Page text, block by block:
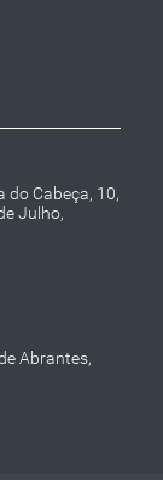
do Cabeça, 10,
Julho,
Abrantes,